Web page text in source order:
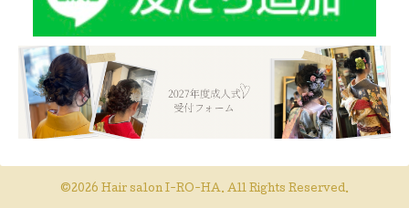
©2026 Hair salon I-RO-HA. All Rights Reserved.